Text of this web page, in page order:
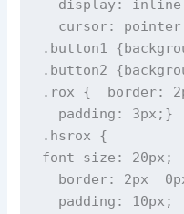
display:
cursor:
.button1
.button2
.rox {  border:
  padding: 3px;}
.hsrox {
font-size: 20px;
border: 2px
  padding: 10px;